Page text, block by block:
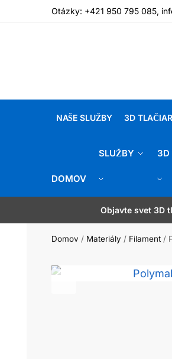
Otázky: +421 950 795 085,
NAŠE SLUŽBY 3D
DOMOV
SLUŽBY 3D
Objavte svet 3D
Zľava 1 %
Potrebujete
Domov / Materiály / Filament /